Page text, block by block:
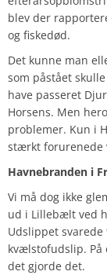
blev der
og fiskedød.
Det kunne man
som påstået
have passeret
Horsens. Men
problemer. Kun i
stærkt forurenede
Havnebranden i
Vi må dog ikke
ud i Lillebælt ved
Udslippet
kvælstofudslip. På
det gjorde det.